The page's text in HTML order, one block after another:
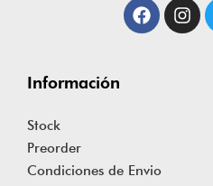
Información
Stock
Preorder
Condiciones de Envio